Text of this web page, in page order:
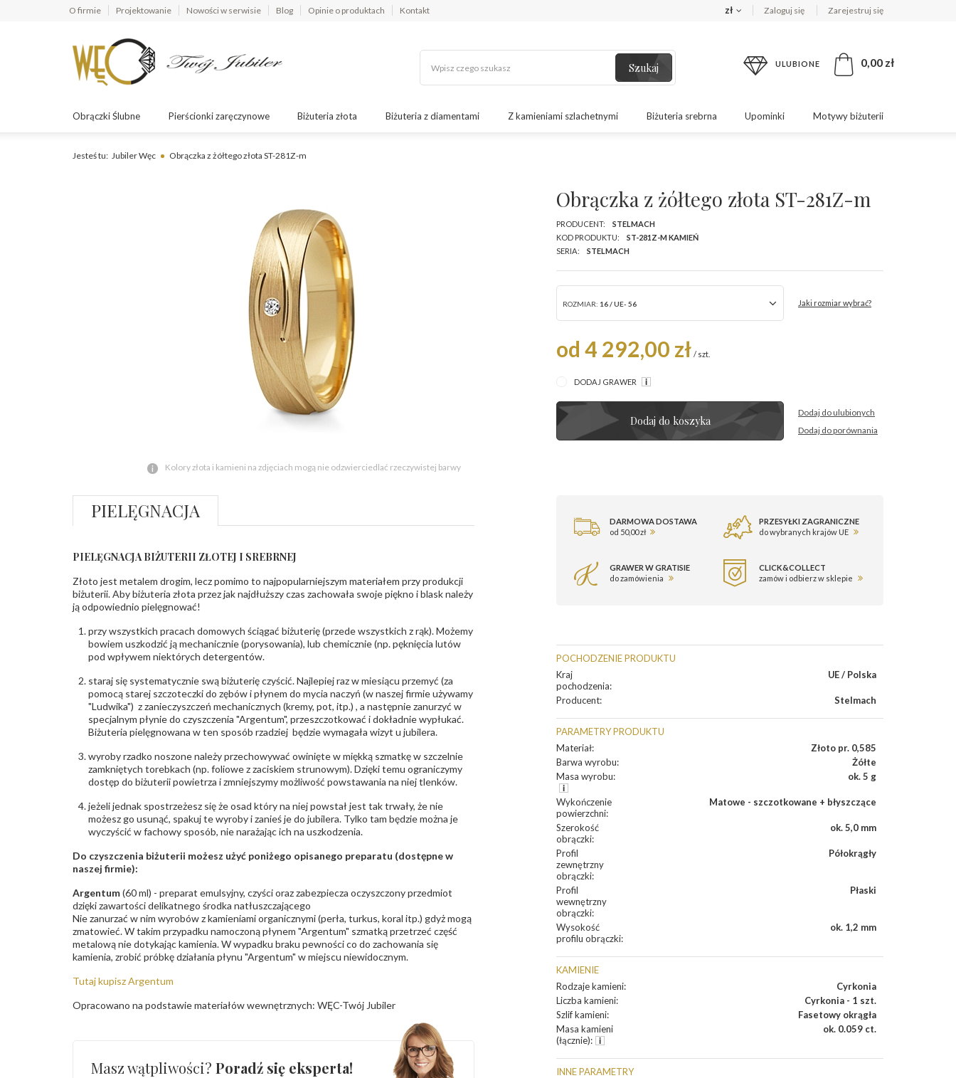
O firmie Projektowanie Nowości w serwisie Blog Opinie o produktach Kontakt zł Zaloguj się Zarejestruj się
Szukaj ULUBIONE 0,00 zł
Obrączki Ślubne Pierścionki zaręczynowe Biżuteria złota Biżuteria z diamentami Z kamieniami szlachetnymi Biżuteria srebrna Upominki Motywy biżuterii
Jesteś tu: Jubiler Węc Obrączka z żółtego złota ST-281Z-m
Kolory złota i kamieni na zdjęciach mogą nie odzwierciedlać rzeczywistej barwy
Obrączka z żółtego złota ST-281Z-m
PRODUCENT:
STELMACH
KOD PRODUKTU:
ST-281Z-M KAMIEŃ
SERIA:
STELMACH
ROZMIAR: 16 / UE- 56 Jaki rozmiar wybrać?
od 4 292,00 zł / szt.
DODAJ GRAWER
Dodaj do koszyka
Dodaj do ulubionych
Dodaj do porównania
DARMOWA DOSTAWA
od 50,00 zł
PRZESYŁKI ZAGRANICZNE
do wybranych krajów UE
GRAWER W GRATISIE
do zamówienia
CLICK&COLLECT
zamów i odbierz w sklepie
POCHODZENIE PRODUKTU
Kraj
pochodzenia:
UE / Polska
Producent: Stelmach
PARAMETRY PRODUKTU
Materiał:
Złoto pr. 0,585
Barwa wyrobu:
Żółte
Masa wyrobu: ok. 5 g
Wykończenie
powierzchni:
Matowe - szczotkowane + błyszczące
Szerokość
obrączki:
ok. 5,0 mm
Profil
zewnętrzny
obrączki:
Półokrągły
Profil
wewnętrzny
obrączki:
Płaski
Wysokość
profilu obrączki:
ok. 1,2 mm
KAMIENIE
Rodzaje kamieni:
Cyrkonia
Liczba kamieni:
Cyrkonia - 1 szt.
Szlif kamieni:
Fasetowy okrągła
Masa kamieni
(łącznie):
ok. 0.059 ct.
INNE PARAMETRY
PIELĘGNACJA
PIELĘGNACJA BIŻUTERII ZŁOTEJ I SREBRNEJ
Złoto jest metalem drogim, lecz pomimo to najpopularniejszym materiałem przy produkcji
biżuterii. Aby biżuteria złota przez jak najdłuższy czas zachowała swoje piękno i blask należy
ją odpowiednio pielęgnować!
przy wszystkich pracach domowych ściągać biżuterię (przede wszystkich z rąk). Możemy
bowiem uszkodzić ją mechanicznie (porysowania), lub chemicznie (np. pęknięcia lutów
pod wpływem niektórych detergentów.
staraj się systematycznie swą biżuterię czyścić. Najlepiej raz w miesiącu przemyć (za
pomocą starej szczoteczki do zębów i płynem do mycia naczyń (w naszej firmie używamy
"Ludwika") z zanieczyszczeń mechanicznych (kremy, pot, itp.) , a następnie zanurzyć w
specjalnym płynie do czyszczenia "Argentum", przeszczotkować i dokładnie wypłukać.
Biżuteria pielęgnowana w ten sposób rzadziej będzie wymagała wizyt u jubilera.
wyroby rzadko noszone należy przechowywać owinięte w miękką szmatkę w szczelnie
zamkniętych torebkach (np. foliowe z zaciskiem strunowym). Dzięki temu ograniczymy
dostęp do biżuterii powietrza i zmniejszymy możliwość powstawania na niej tlenków.
jeżeli jednak spostrzeżesz się że osad który na niej powstał jest tak trwały, że nie
możesz go usunąć, spakuj te wyroby i zanieś je do jubilera. Tylko tam będzie można je
wyczyścić w fachowy sposób, nie narażając ich na uszkodzenia.
Do czyszczenia biżuterii możesz użyć poniżego opisanego preparatu (dostępne w
naszej firmie):
Argentum(60 ml) - preparat emulsyjny, czyści oraz zabezpiecza oczyszczony przedmiot
dzięki zawartości delikatnego środka natłuszczającego
Nie zanurzać w nim wyrobów z kamieniami organicznymi (perła, turkus, koral itp.) gdyż mogą
zmatowieć. W takim przypadku namoczoną płynem "Argentum" szmatką przetrzeć część
metalową nie dotykając kamienia. W wypadku braku pewności co do zachowania się
kamienia, zrobić próbkę działania płynu "Argentum" w miejscu niewidocznym.
Tutaj kupisz Argentum
Opracowano na podstawie materiałów wewnętrznych: WĘC-Twój Jubiler
Masz wątpliwości? Poradź się eksperta!